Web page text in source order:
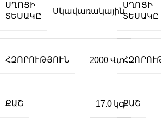
ՍՂՈՑԻ
ՏԵՍԱԿԸ
Սկավառակային
ՀԶՈՐՈՒԹՅՈՒՆ 2000 Վտ
ՔԱՇ 17.0 կգ
ՍՂՈՑԻ
ՏԵՍԱԿԸ
ՔԱՇ